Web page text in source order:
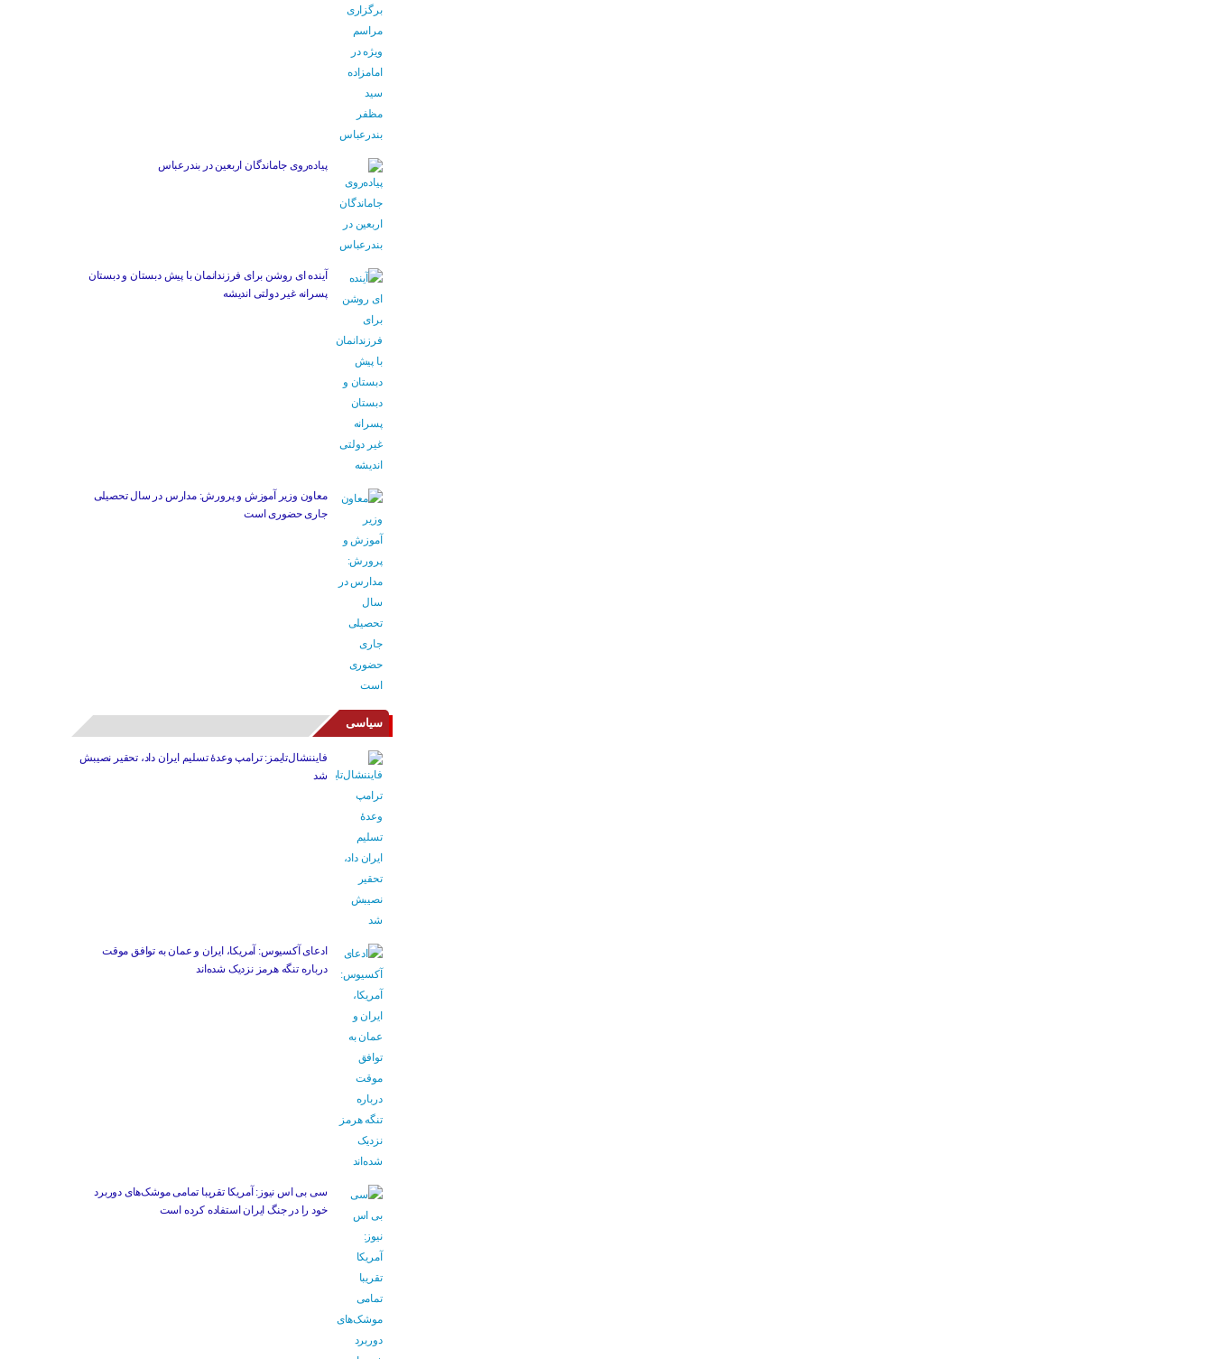
پیاده‌روی جاماندگان اربعین در بندرعباس
آینده ای روشن برای فرزندانمان با پیش دبستان و دبستان
پسرانه غیر دولتی اندیشه
معاون وزیر آموزش و پرورش: مدارس در سال تحصیلی
جاری حضوری است
سیاسی
فایننشال‌تایمز: ترامپ وعدۀ تسلیم ایران داد، تحقیر نصیبش
شد
ادعای آکسیوس: آمریکا، ایران و عمان به توافق موقت
درباره تنگه هرمز نزدیک شده‌اند
سی بی اس نیوز: آمریکا تقریبا تمامی موشک‌های دوربرد
خود را در جنگ ایران استفاده کرده است